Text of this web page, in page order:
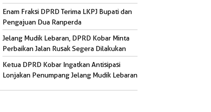
Enam Fraksi DPRD Terima LKPJ Bupati dan
Pengajuan Dua Ranperda
Jelang Mudik Lebaran, DPRD Kobar Minta
Perbaikan Jalan Rusak Segera Dilakukan
Ketua DPRD Kobar Ingatkan Antisipasi
Lonjakan Penumpang Jelang Mudik Lebaran